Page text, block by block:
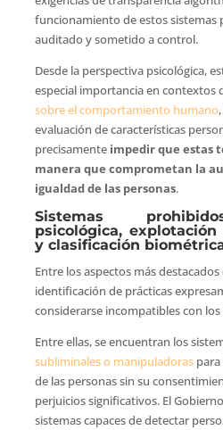
funcionamiento de estos sistemas
auditado y sometido a control.
Desde la perspectiva psicológica,
especial importancia en contextos
sobre el comportamiento humano
evaluación de características
precisamente impedir que estas
manera que comprometan la
igualdad de las personas.
Sistemas
psicológica,
y clasificación
Entre los aspectos más
identificación de prácticas
considerarse incompatibles con
Entre ellas, se encuentran los
subliminales o manipuladoraspara
de las personas sin su
perjuicios significativos. El
sistemas capaces de detectar